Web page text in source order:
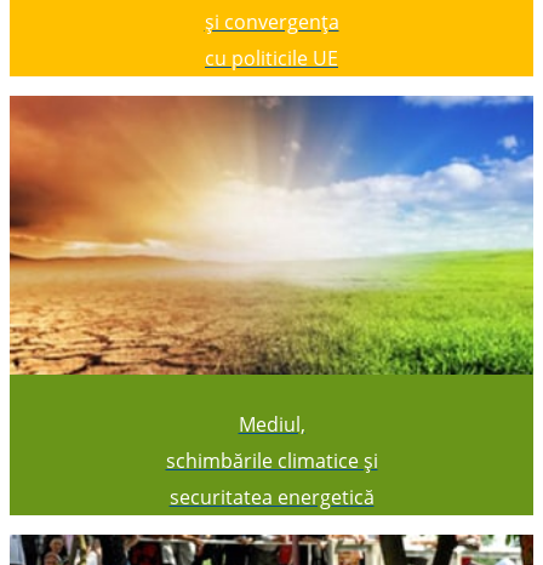
și convergența
cu politicile UE
Mediul,
schimbările climatice și
securitatea energetică